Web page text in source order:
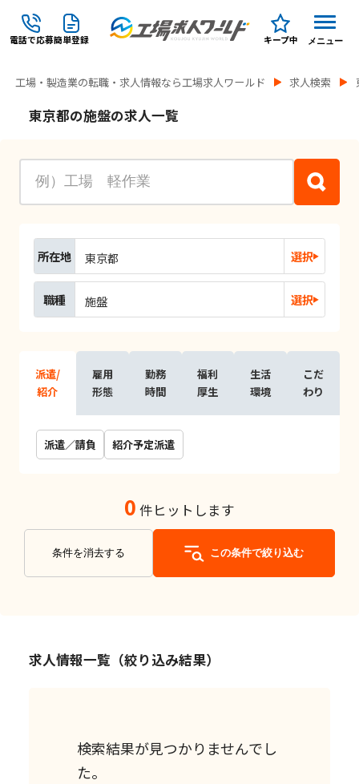
電話で応募簡単登録 キープ中 メニュー
工場・製造業の転職・求人情報なら工場求人ワールド 求人検索
東京都の施盤の求人一覧
所在地 東京都 選択
職種 施盤 選択
派遣/
紹介
雇用
形態
勤務
時間
福利
厚生
生活
環境
こだ
わり
派遣／請負 紹介予定派遣
0 件ヒットします
条件を消去する この条件で絞り込む
求人情報一覧（絞り込み結果）
検索結果が見つかりませんでし
た。